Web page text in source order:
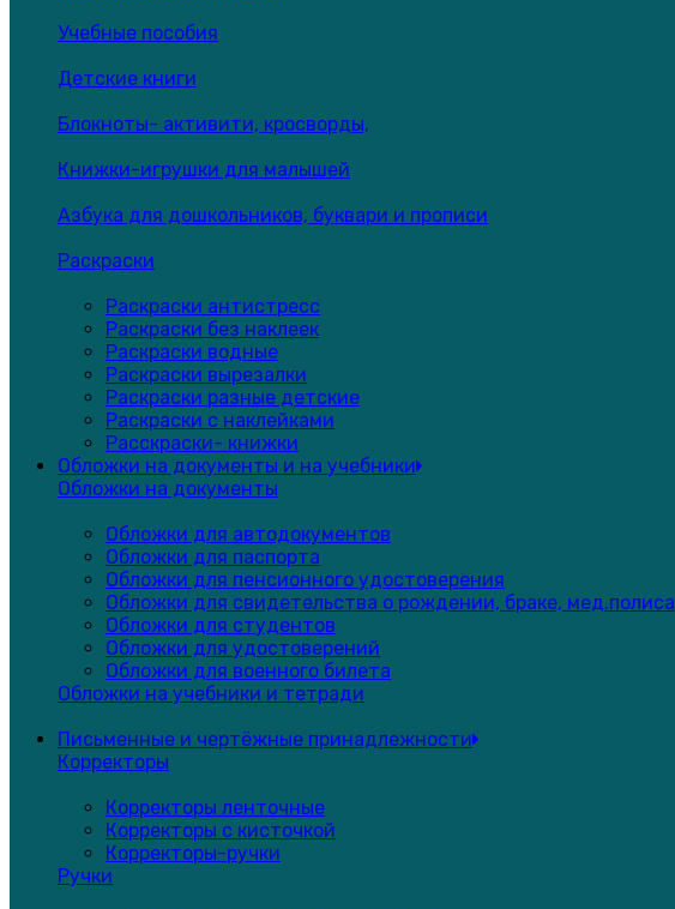
Учебные пособия
Детские книги
Блокноты- активити, кросворды,
Книжки-игрушки для малышей
Азбука для дошкольников, буквари и прописи
Раскраски
Раскраски антистресс
Раскраски без наклеек
Раскраски водные
Раскраски вырезалки
Раскраски разные детские
Раскраски с наклейками
Расскраски- книжки
Обложки на документы и на учебники
Обложки на документы
Обложки для автодокументов
Обложки для паспорта
Обложки для пенсионного удостоверения
Обложки для свидетельства о рождении, браке, мед.полиса
Обложки для студентов
Обложки для удостоверений
Обложки для военного билета
Обложки на учебники и тетради
Письменные и чертёжные принадлежности
Корректоры
Корректоры ленточные
Корректоры с кисточкой
Корректоры-ручки
Ручки